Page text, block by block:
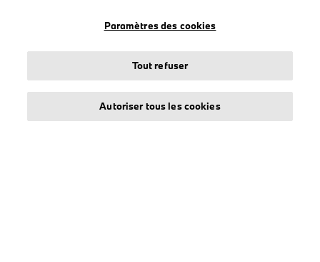
BMW Motorsport
Paramètres des cookies
Tout refuser
Autoriser tous les cookies